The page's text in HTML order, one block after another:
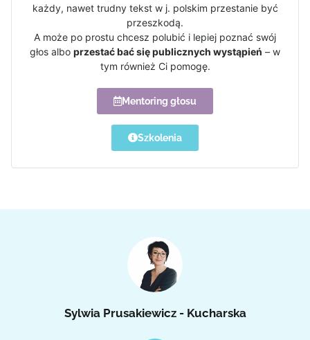
każdy, nawet trudny tekst w j. polskim przestanie być
przeszkodą.
A może po prostu chcesz polubić i lepiej poznać swój
głos albo przestać bać się publicznych wystąpień – w
tym również Ci pomogę.
Mentoring głosu
Szkolenia
Sylwia Prusakiewicz - Kucharska